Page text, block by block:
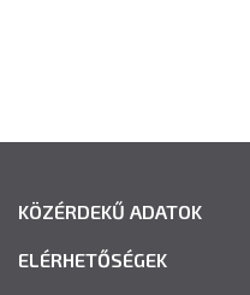
KÖZÉRDEKŰ ADATOK
ELÉRHETŐSÉGEK